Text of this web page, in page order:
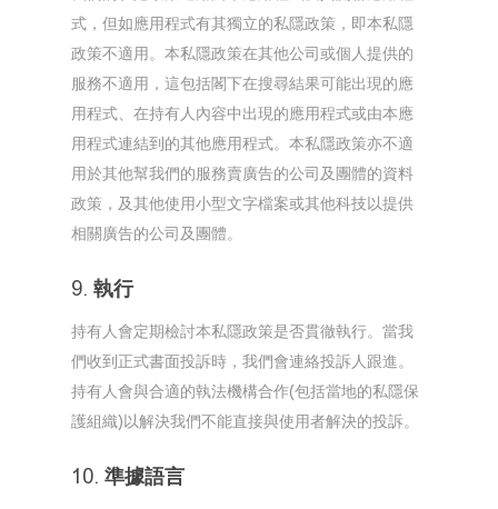
式，但如應用程式有其獨立的私隱政策，即本私隱
政策不適用。本私隱政策在其他公司或個人提供的
服務不適用，這包括閣下在搜尋結果可能出現的應
用程式、在持有人內容中出現的應用程式或由本應
用程式連結到的其他應用程式。本私隱政策亦不適
用於其他幫我們的服務賣廣告的公司及團體的資料
政策，及其他使用小型文字檔案或其他科技以提供
相關廣告的公司及團體。
9. 執行
持有人會定期檢討本私隱政策是否貫徹執行。當我
們收到正式書面投訴時，我們會連絡投訴人跟進。
持有人會與合適的執法機構合作(包括當地的私隱保
護組織)以解決我們不能直接與使用者解決的投訴。
10. 準據語言